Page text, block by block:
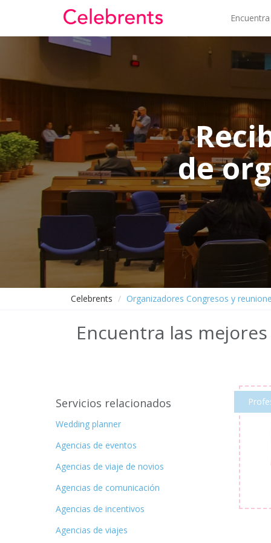
de
Celebrents Organizadores Congresos y
Encuentra las
Servicios relacionados
Wedding planner
Agencias de eventos
Agencias de viaje de novios
Agencias de comunicación
Agencias de incentivos
Agencias de viajes